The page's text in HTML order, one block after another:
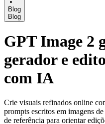
Blog
Blog
GPT Image 2
gerador e
com IA
Crie visuais refinados online
prompts escritos em imagens
de referência para orientar